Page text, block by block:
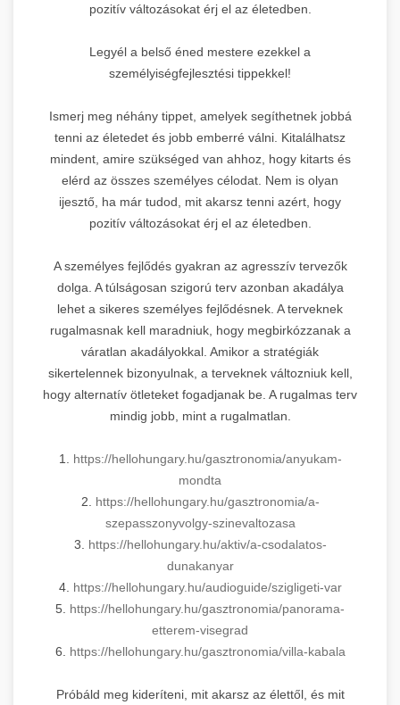
pozitív változásokat érj el az életedben.
Legyél a belső éned mestere ezekkel a
személyiségfejlesztési tippekkel!
Ismerj meg néhány tippet, amelyek segíthetnek jobbá
tenni az életedet és jobb emberré válni. Kitalálhatsz
mindent, amire szükséged van ahhoz, hogy kitarts és
elérd az összes személyes célodat. Nem is olyan
ijesztő, ha már tudod, mit akarsz tenni azért, hogy
pozitív változásokat érj el az életedben.
A személyes fejlődés gyakran az agresszív tervezők
dolga. A túlságosan szigorú terv azonban akadálya
lehet a sikeres személyes fejlődésnek. A terveknek
rugalmasnak kell maradniuk, hogy megbirkózzanak a
váratlan akadályokkal. Amikor a stratégiák
sikertelennek bizonyulnak, a terveknek változniuk kell,
hogy alternatív ötleteket fogadjanak be. A rugalmas terv
mindig jobb, mint a rugalmatlan.
1. https://hellohungary.hu/gasztronomia/anyukam-
mondta
2. https://hellohungary.hu/gasztronomia/a-
szepasszonyvolgy-szinevaltozasa
3. https://hellohungary.hu/aktiv/a-csodalatos-
dunakanyar
4. https://hellohungary.hu/audioguide/szigligeti-var
5. https://hellohungary.hu/gasztronomia/panorama-
etterem-visegrad
6. https://hellohungary.hu/gasztronomia/villa-kabala
Próbáld meg kideríteni, mit akarsz az élettől, és mit